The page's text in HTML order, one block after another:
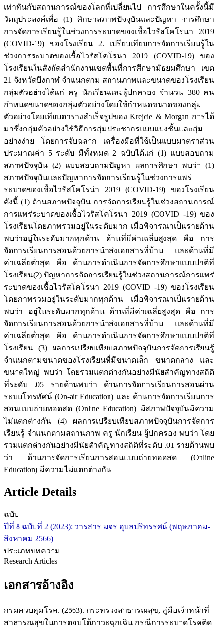
เท่าทันกับสถานการณ์ของโลกที่เปลี่ยนไป การศึกษาในครั้งนี้มี
วัตถุประสงค์เพื่อ (1) ศึกษาสภาพปัจจุบันและปัญหา การศึกษา
การจัดการเรียนรู้ในช่วงการระบาดของเชื้อไวรัสโคโรนา 2019
(COVID-19) ของโรงเรียน 2. เปรียบเทียบการจัดการเรียนรู้ใน
ช่วงการระบาดของเชื้อไวรัสโคโรนา 2019 (COVID-19) ของ
โรงเรียนในสังกัดสำนักงานเขตพื้นที่การศึกษามัธยมศึกษา เขต
21 จังหวัดบึงกาฬ จำแนกตาม สถานภาพและขนาดของโรงเรียน
กลุ่มตัวอย่างได้แก่ ครู นักเรียนและผู้ปกครอง จำนวน 380 คน
กำหนดขนาดของกลุ่มตัวอย่างโดยใช้กำหนดขนาดของกลุ่ม
ตัวอย่างโดยเทียบตารางสำเร็จรูปของ Krejcie & Morgan การได้
มาซึ่งกลุ่มตัวอย่างใช้วิธีการสุ่มประชากรแบบแบ่งชั้นและสุ่ม
อย่างง่าย โดยการจับฉลาก เครื่องมือที่ใช้เป็นแบบมาตราส่วน
ประมาณค่า 5 ระดับ มีทั้งหมด 2 ฉบับได้แก่ (1) แบบสอบถาม
สภาพปัจจุบัน (2) แบบสอบถามปัญหา ผลการศึกษา พบว่า (1)
สภาพปัจจุบันและปัญหาการจัดการเรียนรู้ในช่วงการแพร่
ระบาดของเชื้อไวรัสโคโรน่า 2019 (COVID-19) ของโรงเรียน
ดังนี้ (1) ด้านสภาพปัจจุบัน การจัดการเรียนรู้ในช่วงสถานการณ์
การแพร่ระบาดของเชื้อไวรัสโคโรนา 2019 (COVID -19) ของ
โรงเรียนโดยภาพรวมอยู่ในระดับมาก เมื่อพิจารณาเป็นรายด้าน
พบว่าอยู่ในระดับมากทุกด้าน ด้านที่มีค่าเฉลี่ยสูงสุด คือ การ
จัดการเรียนการสอนด้วยการนำส่งเอกสารที่บ้าน และด้านที่มี
ค่าเฉลี่ยต่ำสุด คือ ด้านการดำเนินการจัดการศึกษาแบบปกติที่
โรงเรียน(2) ปัญหาการจัดการเรียนรู้ในช่วงสถานการณ์การแพร่
ระบาดของเชื้อไวรัสโคโรนา 2019 (COVID -19) ของโรงเรียน
โดยภาพรวมอยู่ในระดับมากทุกด้าน เมื่อพิจารณาเป็นรายด้าน
พบว่า อยู่ในระดับมากทุกด้าน ด้านที่มีค่าเฉลี่ยสูงสุด คือ การ
จัดการเรียนการสอนด้วยการนำส่งเอกสารที่บ้าน และด้านที่มี
ค่าเฉลี่ยต่ำสุด คือ ด้านการดำเนินการจัดการศึกษาแบบปกติที่
โรงเรียน (3) ผลการเปรียบเทียบสภาพปัจจุบันการจัดการเรียนรู้
จำแนกตามขนาดของโรงเรียนที่มีขนาดเล็ก ขนาดกลาง และ
ขนาดใหญ่ พบว่า โดยรวมแตกต่างกันอย่างมีนัยสำคัญทางสถิติ
ที่ระดับ .05 รายด้านพบว่า ด้านการจัดการเรียนการสอนผ่าน
ระบบโทรทัศน์ (On-air Education) และ ด้านการจัดการเรียนการ
สอนแบบถ่ายทอดสด (Online Education) มีสภาพปัจจุบันมีความ
ไม่แตกต่างกัน (4) ผลการเปรียบเทียบสภาพปัจจุบันการจัดการ
เรียนรู้ จำแนกตามสถานภาพ ครู นักเรียน ผู้ปกครอง พบว่า โดย
รวมแตกต่างกันอย่างมีนัยสำคัญทางสถิติที่ระดับ .01 รายด้านพบ
ว่า ด้านการจัดการเรียนการสอนแบบถ่ายทอดสด (Online
Education) มีความไม่แตกต่างกัน
Article Details
ฉบับ
ปีที่ 8 ฉบับที่ 2 (2023): วารสาร มจร อุบลปริทรรศน์ (พฤษภาคม-
สิงหาคม 2566)
ประเภทบทความ
Research Articles
เอกสารอ้างอิง
กรมควบคุมโรค. (2563). กระทรวงสาธารณสุข, คู่มือเจ้าหน้าที่
สาธารณสุขในการตอบโต้ภาวะฉุกเฉิน กรณีการระบาดโรคติด